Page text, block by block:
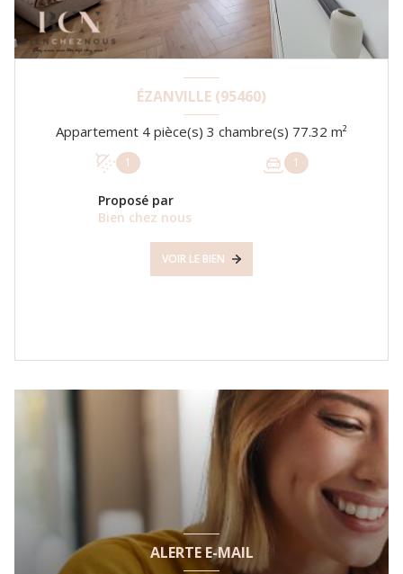
ÉZANVILLE (95460)
Appartement 4 pièce(s) 3 chambre(s) 77.32 m²
1 1
Proposé par
Bien chez nous
VOIR LE BIEN
ALERTE E-MAIL